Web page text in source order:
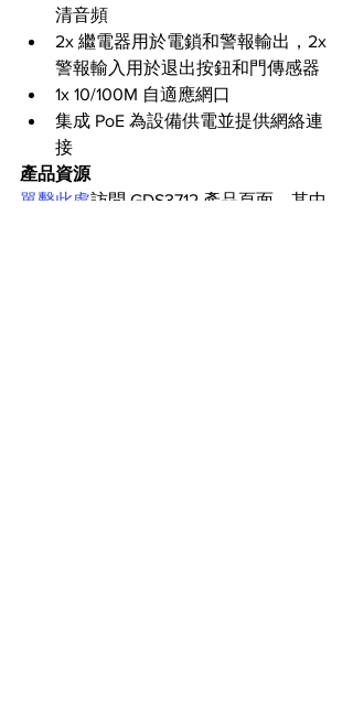
清音頻
2x 繼電器用於電鎖和警報輸出，2x
警報輸入用於退出按鈕和門傳感器
1x 10/100M 自適應網口
集成 PoE 為設備供電並提供網絡連
接
產品資源
單擊此處訪問 GDS3712 產品頁面，其中